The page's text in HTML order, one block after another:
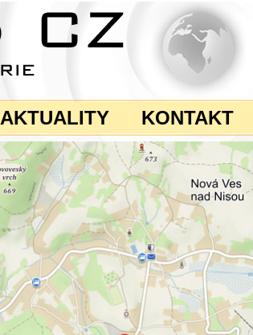
AKTUALITY KONTAKT